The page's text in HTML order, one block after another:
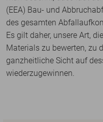
(EEA) Bau- und
des gesamten
Es gilt daher, unsere Art,
Materials zu bewerten, zu
ganzheitliche Sicht auf
wiederzugewinnen.